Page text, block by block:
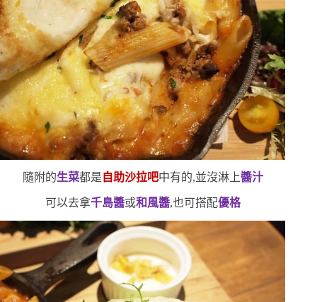
隨附的生菜都是 自助沙拉吧中有的,並沒淋上醬汁
可以去拿千島醬或和風醬,也可搭配優格